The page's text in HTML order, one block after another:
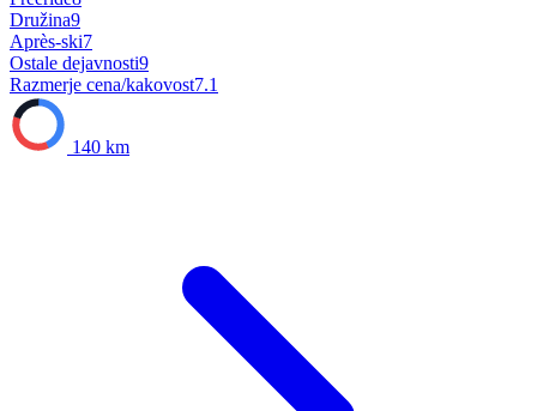
Družina9
Après-ski7
Ostale dejavnosti9
Razmerje cena/kakovost7.1
140 km